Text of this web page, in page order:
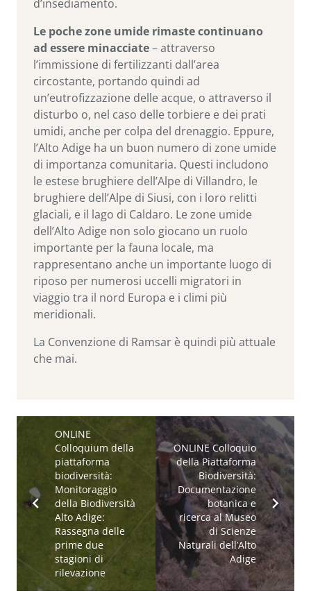
d’insediamento.
Le poche zone umide rimaste continuano
ad essere minacciate– attraverso
l’immissione di fertilizzanti dall’area
circostante, portando quindi ad
un’eutrofizzazione delle acque, o attraverso il
disturbo o, nel caso delle torbiere e dei prati
umidi, anche per colpa del drenaggio. Eppure,
l’Alto Adige ha un buon numero di zone umide
di importanza comunitaria. Questi includono
le estese brughiere dell’Alpe di Villandro, le
brughiere dell’Alpe di Siusi, con i loro relitti
glaciali, e il lago di Caldaro. Le zone umide
dell’Alto Adige non solo giocano un ruolo
importante per la fauna locale, ma
rappresentano anche un importante luogo di
riposo per numerosi uccelli migratori in
viaggio tra il nord Europa e i climi più
meridionali.
La Convenzione di Ramsar è quindi più attuale
che mai.
ONLINE
Colloquium della
piattaforma
biodiversità:
Monitoraggio
della Biodiversità
Alto Adige:
Rassegna delle
prime due
stagioni di
rilevazione
ONLINE Colloquio
della Piattaforma
Biodiversità:
Documentazione
botanica e
ricerca al Museo
di Scienze
Naturali dell’Alto
Adige